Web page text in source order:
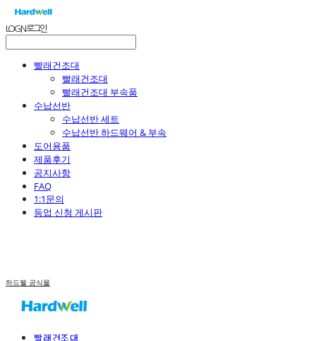
LOG IN로그인
빨래건조대
빨래건조대
빨래건조대 부속품
수납선반
수납선반 세트
수납선반 하드웨어 & 부속
도어용품
제품후기
공지사항
FAQ
1:1문의
등업 신청 게시판
하드웰 공식몰
빨래건조대